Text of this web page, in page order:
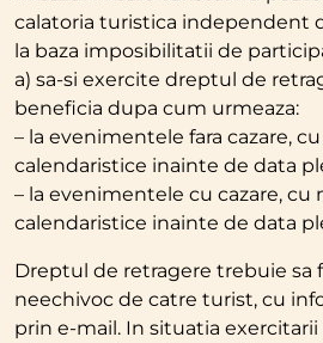
calatoria turistica independent
la baza imposibilitatii de
a) sa-si exercite dreptul de
beneficia dupa cum urmeaza:
– la evenimentele fara cazare,
calendaristice inainte de data
– la evenimentele cu cazare,
calendaristice inainte de data
Dreptul de retragere trebuie sa
neechivoc de catre turist, cu
prin e-mail. In situatia